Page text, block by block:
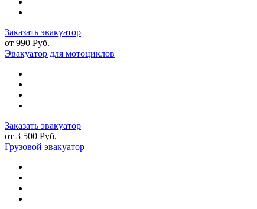
Заказать эвакуатор
от 990 Руб.
Эвакуатор для мотоциклов
Заказать эвакуатор
от 3 500 Руб.
Грузовой эвакуатор